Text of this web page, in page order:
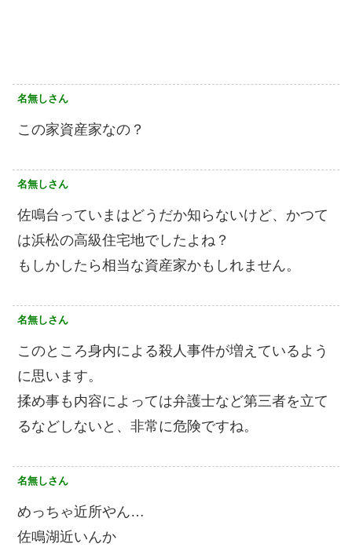
名無しさん
この家資産家なの？
名無しさん
佐鳴台っていまはどうだか知らないけど、かつて
は浜松の高級住宅地でしたよね？
もしかしたら相当な資産家かもしれません。
名無しさん
このところ身内による殺人事件が増えているよう
に思います。
揉め事も内容によっては弁護士など第三者を立て
るなどしないと、非常に危険ですね。
名無しさん
めっちゃ近所やん…
佐鳴湖近いんか